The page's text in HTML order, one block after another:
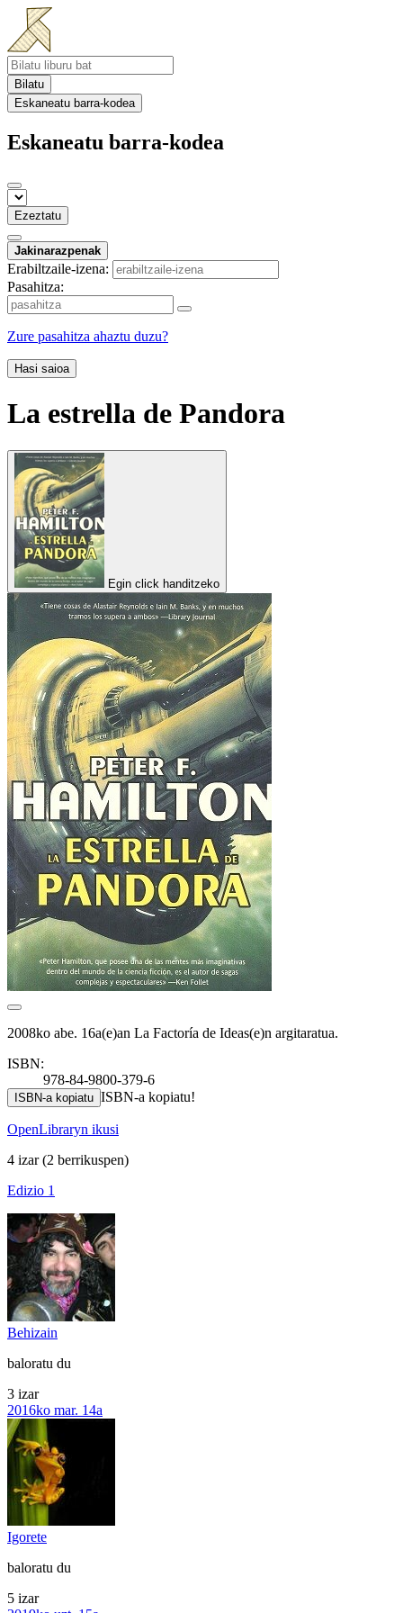
Bilatu
Eskaneatu barra-kodea
Eskaneatu barra-kodea
Ezeztatu
Jakinarazpenak
Erabiltzaile-izena:
Pasahitza:
Zure pasahitza ahaztu duzu?
Hasi saioa
La estrella de Pandora
Egin click handitzeko
2008ko abe. 16a(e)an La Factoría de Ideas(e)n argitaratua.
ISBN:
978-84-9800-379-6
ISBN-a kopiatu ISBN-a kopiatu!
OpenLibraryn ikusi
4 izar(2 berrikuspen)
Edizio 1
Behizain
baloratu du
3 izar
2016ko mar. 14a
Igorete
baloratu du
5 izar